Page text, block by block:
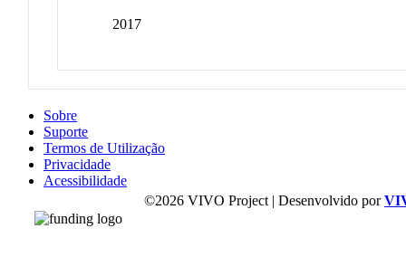
2017
Sobre
Suporte
Termos de Utilização
Privacidade
Acessibilidade
©2026 VIVO Project | Desenvolvido por